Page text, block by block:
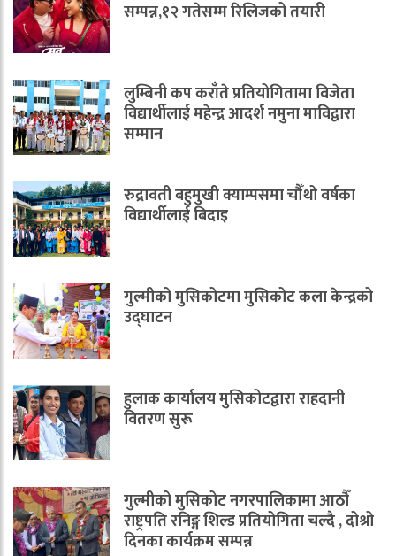
सम्पन्न,१२ गतेसम्म रिलिजको तयारी
लुम्बिनी कप कराँते प्रतियोगितामा विजेता
विद्यार्थीलाई महेन्द्र आदर्श नमुना माविद्वारा
सम्मान
रुद्रावती बहुमुखी क्याम्पसमा चौँथो वर्षका
विद्यार्थीलाई बिदाइ
गुल्मीको मुसिकोटमा मुसिकोट कला केन्द्रको
उद्घाटन
हुलाक कार्यालय मुसिकोटद्वारा राहदानी
वितरण सुरू
गुल्मीको मुसिकोट नगरपालिकामा आठौँ
राष्ट्रपति रनिङ्ग शिल्ड प्रतियोगिता चल्दै , दोश्रो
दिनका कार्यक्रम सम्पन्न